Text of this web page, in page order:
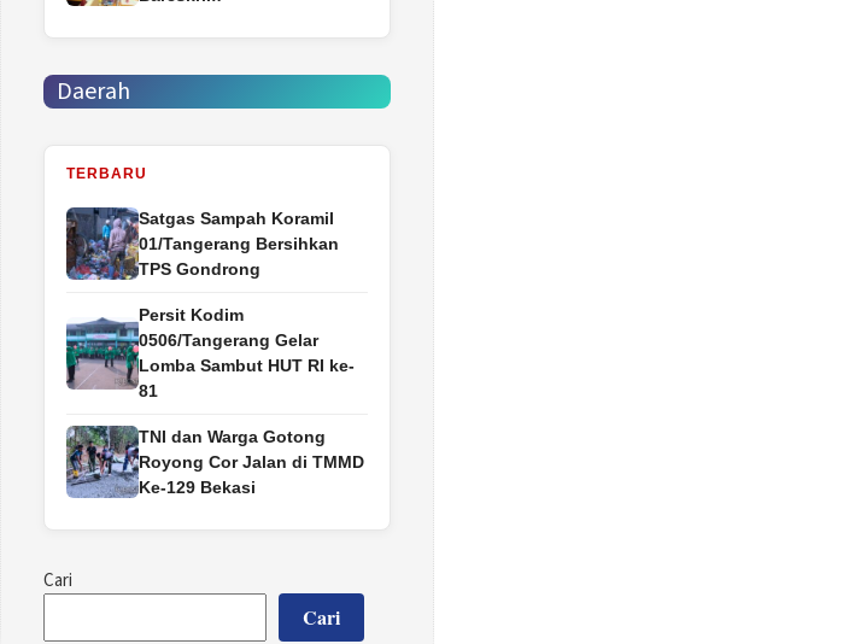
Daerah
TERBARU
Satgas Sampah Koramil
01/Tangerang Bersihkan
TPS Gondrong
Persit Kodim
0506/Tangerang Gelar
Lomba Sambut HUT RI ke-
81
TNI dan Warga Gotong
Royong Cor Jalan di TMMD
Ke-129 Bekasi
Cari
Cari